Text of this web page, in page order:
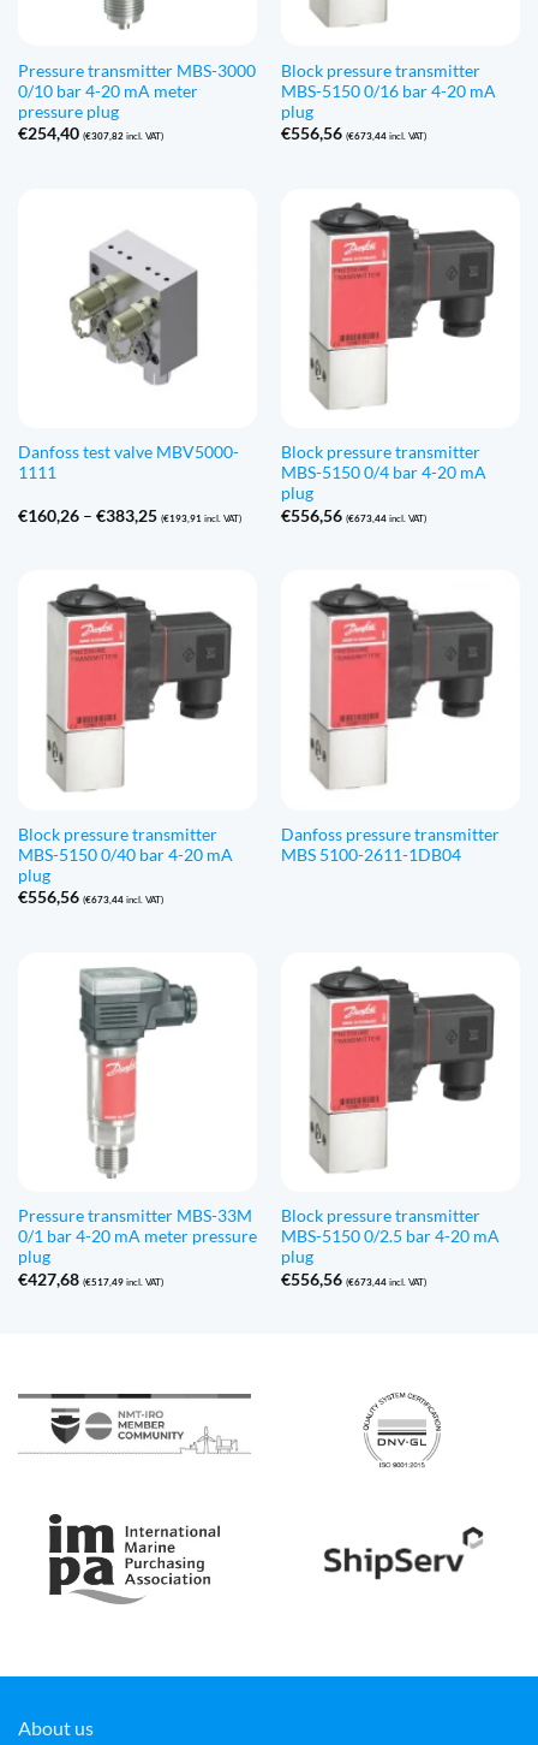
Pressure transmitter MBS-3000
0/10 bar 4-20 mA meter
pressure plug
€254,40 (€307,82incl. VAT)
Block pressure transmitter
MBS-5150 0/16 bar 4-20 mA
plug
€556,56 (€673,44incl. VAT)
Danfoss test valve MBV5000-
1111
€160,26 – €383,25Price
range:
(€193,91 incl. VAT)
Block pressure transmitter
MBS-5150 0/4 bar 4-20 mA
plug
€556,56 (€673,44incl. VAT)
Block pressure transmitter
MBS-5150 0/40 bar 4-20 mA
plug
€556,56 (€673,44incl. VAT)
Danfoss pressure transmitter
MBS 5100-2611-1DB04
Pressure transmitter MBS-33M
0/1 bar 4-20 mA meter pressure
plug
€427,68 (€517,49incl. VAT)
Block pressure transmitter
MBS-5150 0/2.5 bar 4-20 mA
plug
€556,56 (€673,44incl. VAT)
About us